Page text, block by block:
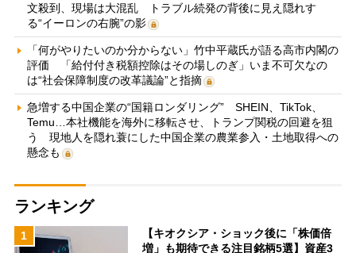
文殺到、現場は大混乱 トラブル続発の背後に見え隠れす
る“イーロンの右腕”の影
「何がやりたいのか分からない」竹中平蔵氏が語る高市内閣の
評価 「給付付き税額控除はその場しのぎ」いま不可欠なの
は“社会保障制度の改革議論”と指摘
急増する中国企業の“国籍ロンダリング” SHEIN、TikTok、
Temu…本社機能を海外に移転させ、トランプ関税の回避を狙
う 現地人を隠れ蓑にした中国企業の農業参入・土地取得への
懸念も
ランキング
1
【キオクシア・ショック後に「株価倍
増」も期待できる注目銘柄5選】資産3